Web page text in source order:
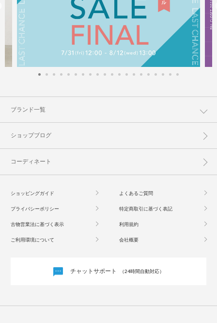
ブランド一覧
ショップブログ
コーディネート
ショッピングガイド よくあるご質問
プライバシーポリシー 特定商取引に基づく表記
古物営業法に基づく表示 利用規約
ご利用環境について 会社概要
チャットサポート （24時間自動対応）